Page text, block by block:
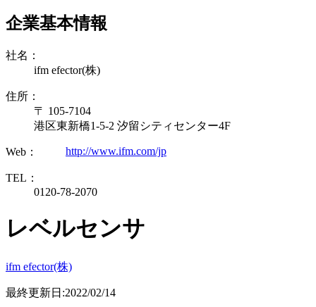
企業基本情報
社名：
ifm efector(株)
住所：
〒 105-7104
港区東新橋1-5-2 汐留シティセンター4F
Web： http://www.ifm.com/jp
TEL：
0120-78-2070
レベルセンサ
ifm efector(株)
最終更新日:2022/02/14